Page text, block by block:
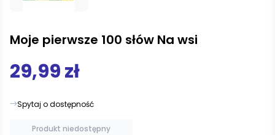
Moje pierwsze 100 słów Na wsi
29,99 zł
Spytaj o dostępność
Produkt niedostępny